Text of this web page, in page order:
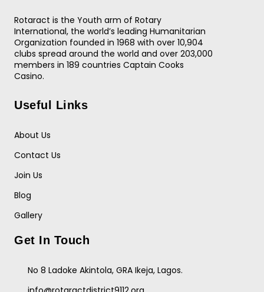
Rotaract is the Youth arm of Rotary
International, the world’s leading Humanitarian
Organization founded in 1968 with over 10,904
clubs spread around the world and over 203,000
members in 189 countries Captain Cooks
Casino.
Useful Links
About Us
Contact Us
Join Us
Blog
Gallery
Get In Touch
No 8 Ladoke Akintola, GRA Ikeja, Lagos.